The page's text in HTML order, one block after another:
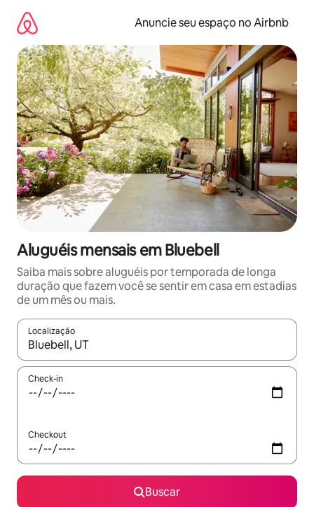
para
conteúdo
Anuncie seu espaço no Airbnb
Aluguéis mensais em Bluebell
Saiba mais sobre aluguéis por temporada de longa
duração que fazem você se sentir em casa em estadias
de um mês ou mais.
Localização
Quando os resultados estiverem disponíveis, explore-os
Check-in
Checkout
Buscar